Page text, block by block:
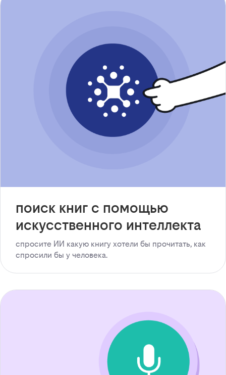
поиск книг с помощью
искусственного интеллекта
спросите ИИ какую книгу хотели бы прочитать, как
спросили бы у человека.